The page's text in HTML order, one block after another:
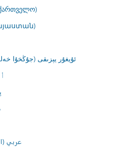
ئۇيغۇر يېزىقى (جۇڭخۇا
عربي